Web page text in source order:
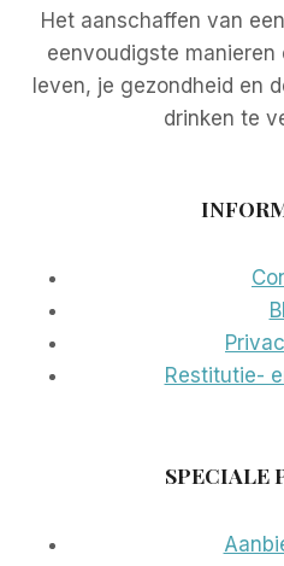
Het aanschaffen van
eenvoudigste
leven, je gezondheid en
drinken te
Restitutie-
SPECIALE